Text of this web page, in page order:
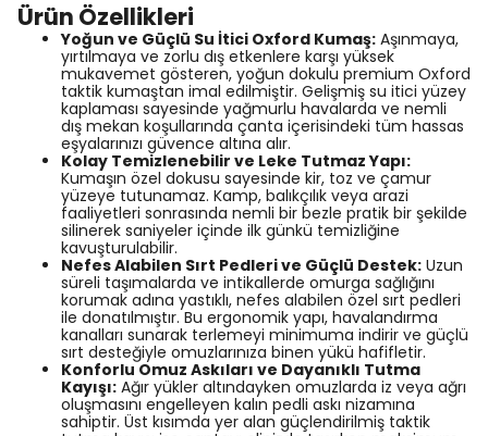
Ürün Özellikleri
Yoğun ve Güçlü Su İtici Oxford Kumaş: Aşınmaya,
yırtılmaya ve zorlu dış etkenlere karşı yüksek
mukavemet gösteren, yoğun dokulu premium Oxford
taktik kumaştan imal edilmiştir. Gelişmiş su itici yüzey
kaplaması sayesinde yağmurlu havalarda ve nemli
dış mekan koşullarında çanta içerisindeki tüm hassas
eşyalarınızı güvence altına alır.
Kolay Temizlenebilir ve Leke Tutmaz Yapı:
Kumaşın özel dokusu sayesinde kir, toz ve çamur
yüzeye tutunamaz. Kamp, balıkçılık veya arazi
faaliyetleri sonrasında nemli bir bezle pratik bir şekilde
silinerek saniyeler içinde ilk günkü temizliğine
kavuşturulabilir.
Nefes Alabilen Sırt Pedleri ve Güçlü Destek: Uzun
süreli taşımalarda ve intikallerde omurga sağlığını
korumak adına yastıklı, nefes alabilen özel sırt pedleri
ile donatılmıştır. Bu ergonomik yapı, havalandırma
kanalları sunarak terlemeyi minimuma indirir ve güçlü
sırt desteğiyle omuzlarınıza binen yükü hafifletir.
Konforlu Omuz Askıları ve Dayanıklı Tutma
Kayışı: Ağır yükler altındayken omuzlarda iz veya ağrı
oluşmasını engelleyen kalın pedli askı nizamına
sahiptir. Üst kısımda yer alan güçlendirilmiş taktik